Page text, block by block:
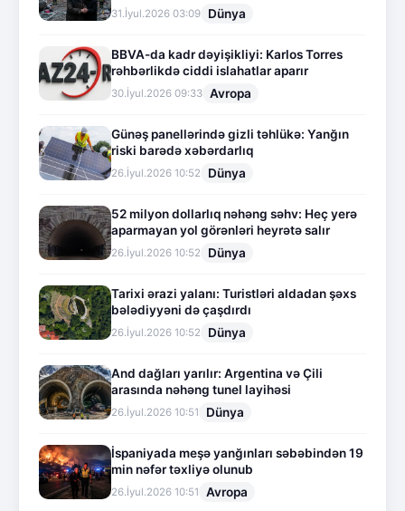
31.İyul.2026 03:09 Dünya
BBVA-da kadr dəyişikliyi: Karlos Torres
rəhbərlikdə ciddi islahatlar aparır
30.İyul.2026 09:33 Avropa
Günəş panellərində gizli təhlükə: Yanğın
riski barədə xəbərdarlıq
26.İyul.2026 10:52 Dünya
52 milyon dollarlıq nəhəng səhv: Heç yerə
aparmayan yol görənləri heyrətə salır
26.İyul.2026 10:52 Dünya
Tarixi ərazi yalanı: Turistləri aldadan şəxs
bələdiyyəni də çaşdırdı
26.İyul.2026 10:52 Dünya
And dağları yarılır: Argentina və Çili
arasında nəhəng tunel layihəsi
26.İyul.2026 10:51 Dünya
İspaniyada meşə yanğınları səbəbindən 19
min nəfər təxliyə olunub
26.İyul.2026 10:51 Avropa